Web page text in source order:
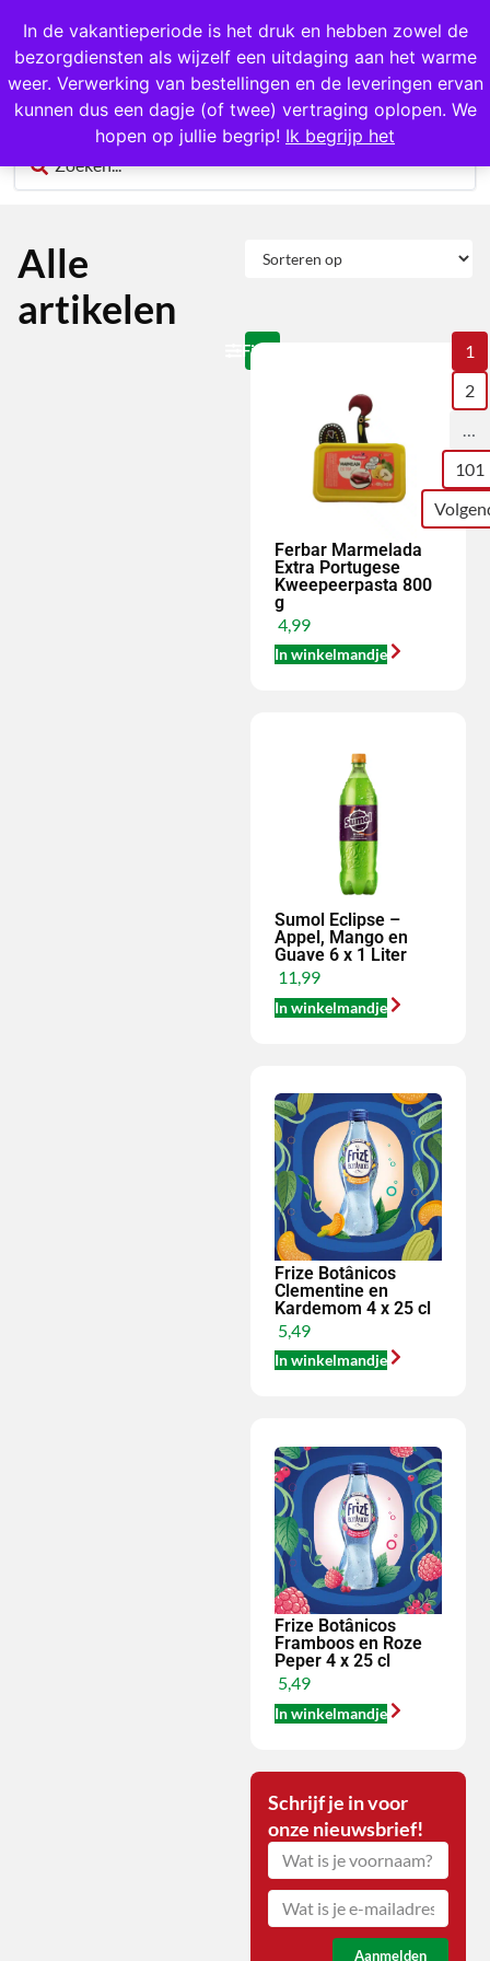
In de vakantieperiode is het druk en hebben zowel de
bezorgdiensten als wijzelf een uitdaging aan het warme
weer. Verwerking van bestellingen en de leveringen ervan
kunnen dus een dagje (of twee) vertraging oplopen. We
hopen op jullie begrip! Ik begrijp het
0
Alle
artikelen
Filteren
Ferbar Marmelada
Extra Portugese
Kweepeerpasta 800
g
4,99
In winkelmandje
Sumol Eclipse –
Appel, Mango en
Guave 6 x 1 Liter
11,99
In winkelmandje
Frize Botânicos
Clementine en
Kardemom 4 x 25 cl
5,49
In winkelmandje
Frize Botânicos
Framboos en Roze
Peper 4 x 25 cl
5,49
In winkelmandje
Schrijf je in voor
onze nieuwsbrief!
Aanmelden
1
2
…
101